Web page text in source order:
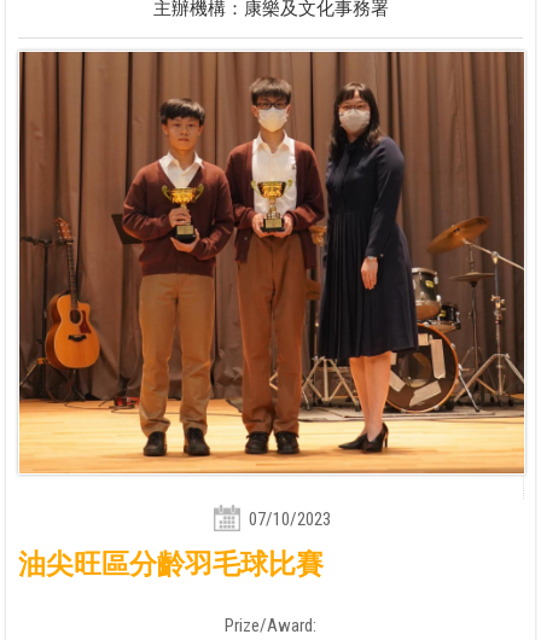
主辦機構：康樂及文化事務署
07/10/2023
油尖旺區分齡羽毛球比賽
Prize/Award: